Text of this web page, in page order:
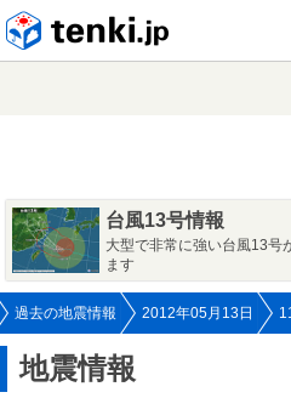
台風13号情報
大型で非常に強い台風13号
ます
過去の地震情報 2012年05月13日
地震情報